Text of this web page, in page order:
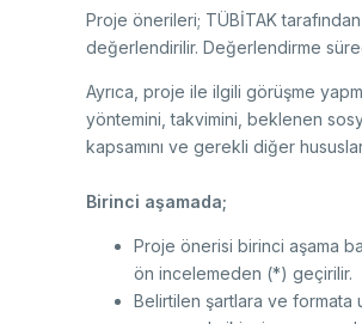
Proje önerileri; TÜBİTAK
değerlendirilir. Değerlendirme
Ayrıca, proje ile ilgili görüşme
yöntemini, takvimini, beklenen
kapsamını ve gerekli diğer
Birinci aşamada;
Proje önerisi birinci aşama
ön incelemeden (*) geçirilir.
Belirtilen şartlara ve formata